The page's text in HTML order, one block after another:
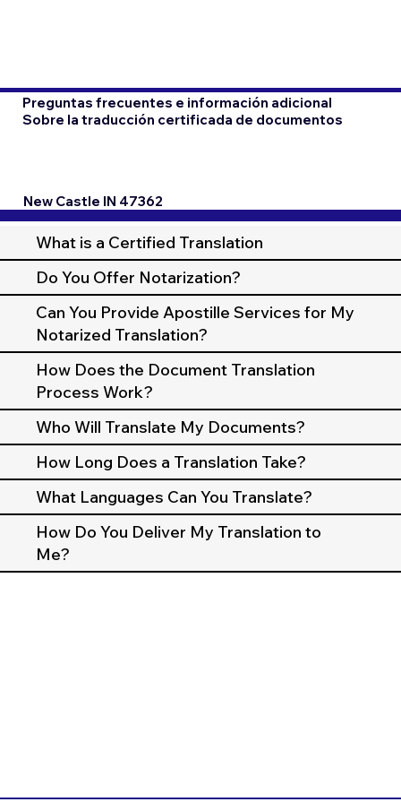
Preguntas frecuentes e información adicional
Sobre la traducción certificada de documentos
New Castle IN 47362
What is a Certified Translation
Do You Offer Notarization?
Can You Provide Apostille Services for My
Notarized Translation?
How Does the Document Translation
Process Work?
Who Will Translate My Documents?
How Long Does a Translation Take?
What Languages Can You Translate?
How Do You Deliver My Translation to
Me?